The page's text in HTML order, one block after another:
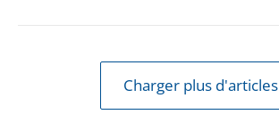
Charger plus d'articles